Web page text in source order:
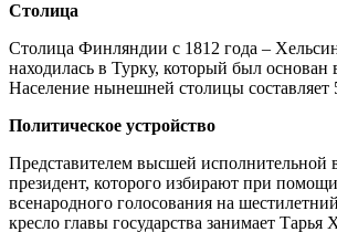
Столица
Столица Финляндии с 1812 года –
находилась в Турку, который был основан
Население нынешней столицы составляет
Политическое устройство
Представителем высшей исполнительной
президент, которого избирают при
всенародного голосования на
кресло главы государства занимает Тарья